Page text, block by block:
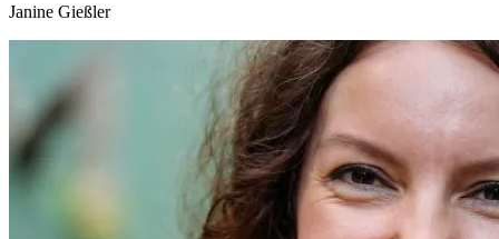
Janine Gießler